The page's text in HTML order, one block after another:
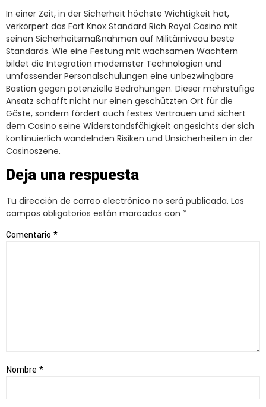
In einer Zeit, in der Sicherheit höchste Wichtigkeit hat,
verkörpert das Fort Knox Standard Rich Royal Casino mit
seinen Sicherheitsmaßnahmen auf Militärniveau beste
Standards. Wie eine Festung mit wachsamen Wächtern
bildet die Integration modernster Technologien und
umfassender Personalschulungen eine unbezwingbare
Bastion gegen potenzielle Bedrohungen. Dieser mehrstufige
Ansatz schafft nicht nur einen geschützten Ort für die
Gäste, sondern fördert auch festes Vertrauen und sichert
dem Casino seine Widerstandsfähigkeit angesichts der sich
kontinuierlich wandelnden Risiken und Unsicherheiten in der
Casinoszene.
Deja una respuesta
Tu dirección de correo electrónico no será publicada. Los
campos obligatorios están marcados con *
Comentario *
Nombre *